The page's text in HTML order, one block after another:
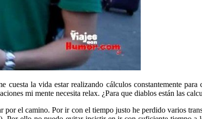
la vida estar realizando cálculos constantemente para
mi mente necesita relax. ¿Para que diablos están las
el camino. Por ir con el tiempo justo he perdido varios